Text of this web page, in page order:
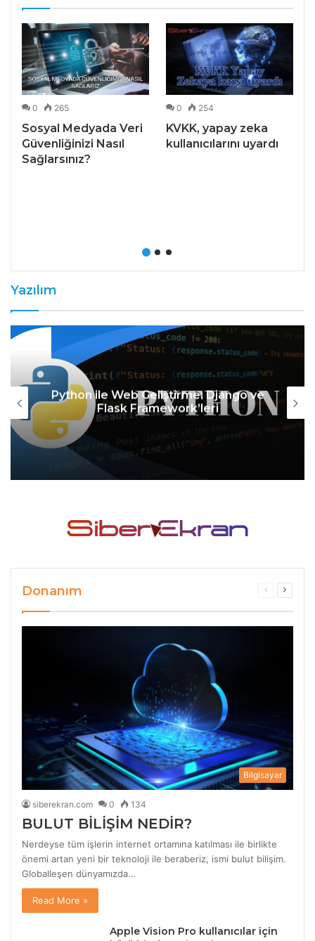
0 265
Sosyal Medyada Veri
Güvenliğinizi Nasıl
Sağlarsınız?
0 254
KVKK, yapay zeka
kullanıcılarını uyardı
Yazılım
Python ile Web Geliştirme: Django ve
Flask Framework’leri
Donanım
Previous
Bilgisayar
siberekran.com 0 134
BULUT BİLİŞİM NEDİR?
Nerdeyse tüm işlerin internet ortamına katılması ile birlikte
önemi artan yeni bir teknoloji ile beraberiz, ismi bulut bilişim.
Globalleşen dünyamızda…
Read More »
Apple Vision Pro kullanıcılar için